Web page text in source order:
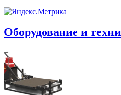
Оборудование и